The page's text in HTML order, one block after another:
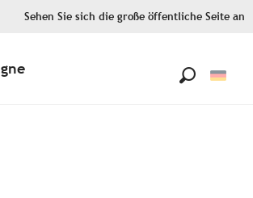
Sehen Sie sich die große öffentliche Seite an